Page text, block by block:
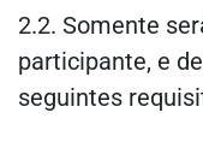
2.2. Somente
participante, e
seguintes